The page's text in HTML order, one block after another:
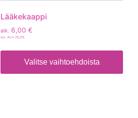
Lääkekaappi
alk. 6,00 €
sis. ALV 25,5%
Valitse vaihtoehdoista